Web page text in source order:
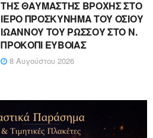
ΤΗΣ ΘΑΥΜΑΣΤΗΣ ΒΡΟΧΗΣ ΣΤΟ
ΙΕΡΟ ΠΡΟΣΚΥΝΗΜΑ ΤΟΥ ΟΣΙΟΥ
ΙΩΑΝΝΟΥ ΤΟΥ ΡΩΣΣΟΥ ΣΤΟ Ν.
ΠΡΟΚΟΠΙ ΕΥΒΟΙΑΣ
8 Αυγούστου 2026